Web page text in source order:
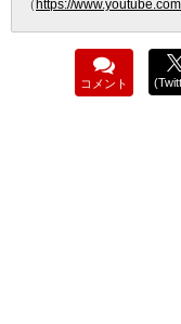
（ https://
コメント